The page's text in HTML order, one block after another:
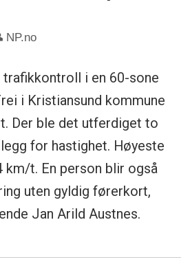
NP.no
i en 60-sone
i Kristiansund kommune
Der ble det utferdiget to
for hastighet. Høyeste
km/t. En person blir også
uten gyldig førerkort,
Jan Arild Austnes.